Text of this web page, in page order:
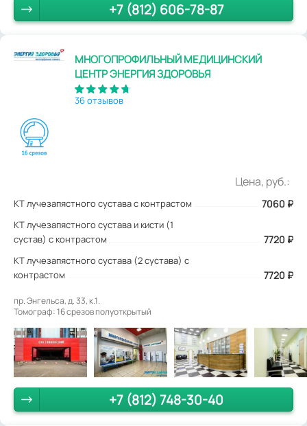
+7 (812) 606-78-87
МНОГОПРОФИЛЬНЫЙ МЕДИЦИНСКИЙ
ЦЕНТР ЭНЕРГИЯ ЗДОРОВЬЯ
36 отзывов
Цена, руб.:
КТ лучезапястного сустава с контрастом 7060 ₽
КТ лучезапястного сустава и кисти (1
сустав) с контрастом
7720 ₽
КТ лучезапястного сустава (2 сустава) с
контрастом
7720 ₽
пр. Энгельса, д. 33, к.1.
Томограф: 16 срезов полуоткрытый
+7 (812) 748-30-40